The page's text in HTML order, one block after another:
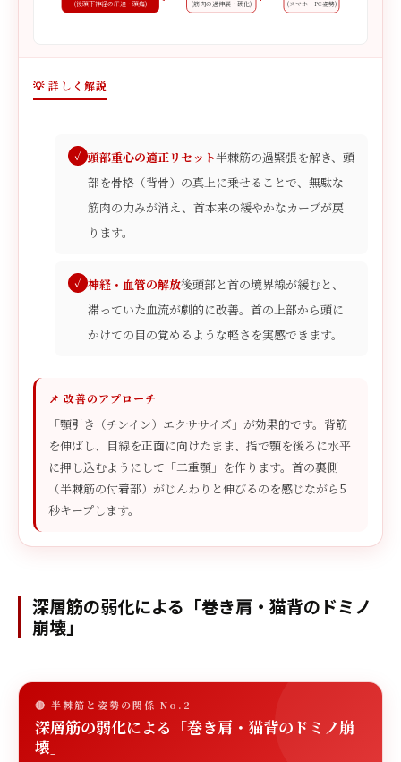
(スマホ・PC姿勢)
(筋肉の過伸展・硬化)
(後頭下神経の圧迫・頭痛)
💡 詳しく解説
頭部重心の適正リセット半棘筋の過緊張を解き、頭
部を骨格（背骨）の真上に乗せることで、無駄な
筋肉の力みが消え、首本来の緩やかなカーブが戻
ります。
神経・血管の解放後頭部と首の境界線が緩むと、
滞っていた血流が劇的に改善。首の上部から頭に
かけての目の覚めるような軽さを実感できます。
📌 改善のアプローチ
「顎引き（チンイン）エクササイズ」が効果的です。背筋
を伸ばし、目線を正面に向けたまま、指で顎を後ろに水平
に押し込むようにして「二重顎」を作ります。首の裏側
（半棘筋の付着部）がじんわりと伸びるのを感じながら5
秒キープします。
深層筋の弱化による「巻き肩・猫背のドミノ
崩壊」
🔴 半棘筋と姿勢の関係 No.2
深層筋の弱化による「巻き肩・猫背のドミノ崩
壊」